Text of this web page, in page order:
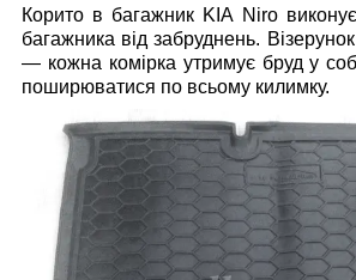
Корито в багажник KIA Niro
багажника від забруднень.
— кожна комірка утримує бруд у
поширюватися по всьому килимку.